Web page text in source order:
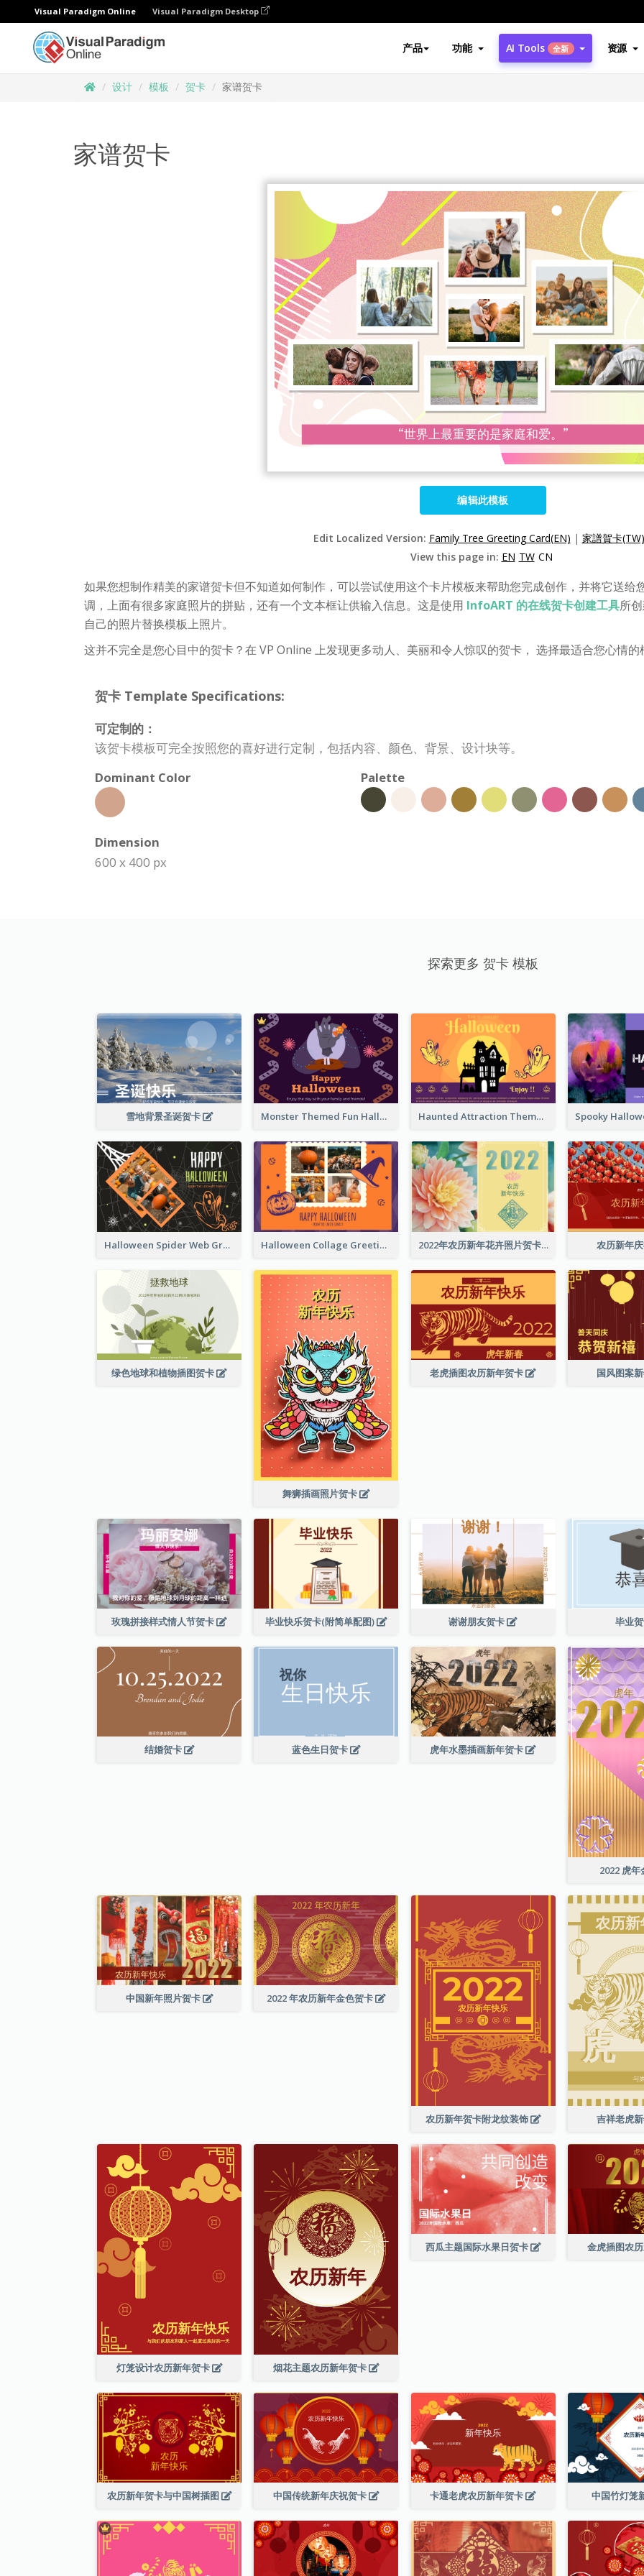
Visual Paradigm Online Visual Paradigm Desktop
产品 功能 AI Tools 全新 资源
设计 模板 贺卡 家谱贺卡
家谱贺卡
编辑此模板
Edit Localized Version: Family Tree Greeting Card(EN) | 家譜賀卡(TW)
View this page in: EN TW CN
如果您想制作精美的家谱贺卡但不知道如何制作，可以尝试使用这个卡片模板来帮助您完成创作，并将它送
调，上面有很多家庭照片的拼贴，还有一个文本框让供输入信息。这是使用 InfoART 的在线贺卡创建工具所
自己的照片替换模板上照片。
这并不完全是您心目中的贺卡？在 VP Online 上发现更多动人、美丽和令人惊叹的贺卡， 选择最适合您心情的
贺卡 Template Specifications:
可定制的：
该贺卡模板可完全按照您的喜好进行定制，包括内容、颜色、背景、设计块等。
Dominant Color
Palette
Dimension
600 x 400 px
探索更多 贺卡 模板
雪地背景圣诞贺卡 Monster Themed Fun Halloween Greeting Card Haunted Attraction Themed Halloween Card
Halloween Spider Web Greeting Card Halloween Collage Greeting Card 2022年农历新年花卉照片贺卡 农历新年
绿色地球和植物插图贺卡
舞狮插画照片贺卡
老虎插图农历新年贺卡 国风图案
玫瑰拼接样式情人节贺卡 毕业快乐贺卡(附简单配图) 谢谢朋友贺卡 毕业
结婚贺卡 蓝色生日贺卡 虎年水墨插画新年贺卡
2022 虎年
中国新年照片贺卡 2022 年农历新年金色贺卡
农历新年贺卡附龙纹装饰 吉祥老虎
灯笼设计农历新年贺卡 烟花主题农历新年贺卡
西瓜主题国际水果日贺卡 金虎插图农
农历新年贺卡与中国树插图 中国传统新年庆祝贺卡 卡通老虎农历新年贺卡 中国竹灯笼